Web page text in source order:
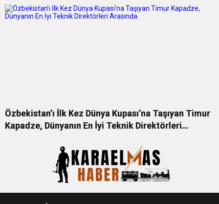
Özbekistan’ı İlk Kez Dünya Kupası’na Taşıyan Timur
Kapadze, Dünyanın En İyi Teknik Direktörleri